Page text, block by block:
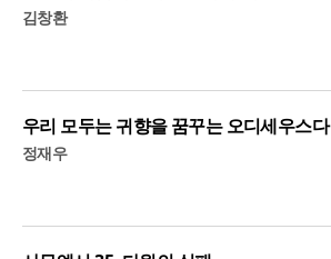
김창환
우리 모두는 귀향을 꿈꾸는 오디세우스다
정재우